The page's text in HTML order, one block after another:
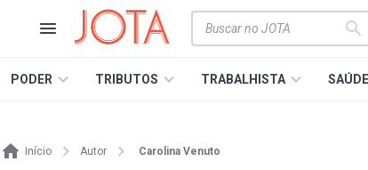
PODER TRIBUTOS TRABALHISTA SAÚDE
Início Autor Carolina Venuto